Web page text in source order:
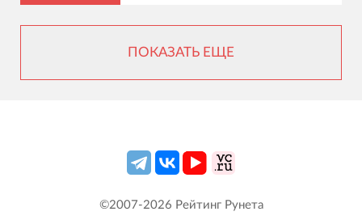
ПОКАЗАТЬ ЕЩЕ
©2007-2026 Рейтинг Рунета